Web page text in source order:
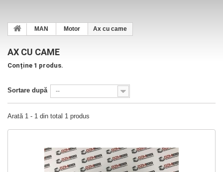
MAN Motor Ax cu came
AX CU CAME
Conține 1 produs.
Sortare după --
Arată 1 - 1 din total 1 produs